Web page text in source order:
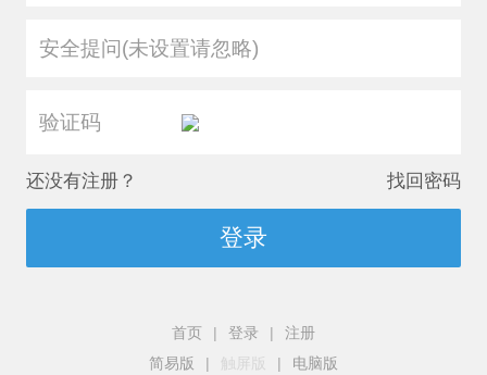
安全提问(未设置请忽略)
还没有注册？ 找回密码
登录
首页 | 登录 |
注册
简易版
| 触屏版 | 电脑版